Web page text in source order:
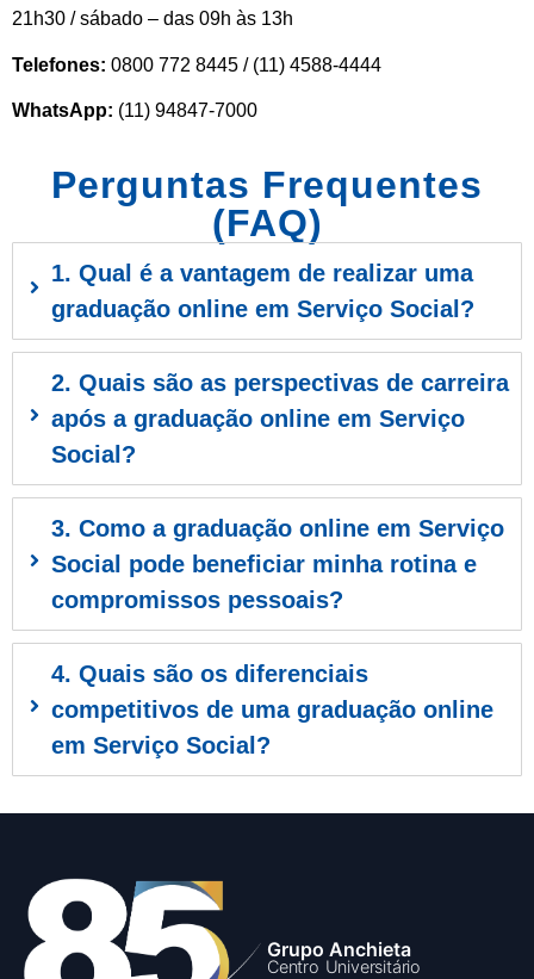
21h30 / sábado – das 09h às 13h
Telefones: 0800 772 8445 / (11) 4588-4444
WhatsApp: (11) 94847-7000
Perguntas Frequentes
(FAQ)
1. Qual é a vantagem de realizar uma
graduação online em Serviço Social?
2. Quais são as perspectivas de carreira
após a graduação online em Serviço
Social?
3. Como a graduação online em Serviço
Social pode beneficiar minha rotina e
compromissos pessoais?
4. Quais são os diferenciais
competitivos de uma graduação online
em Serviço Social?
Grupo Anchieta
Centro Universitário